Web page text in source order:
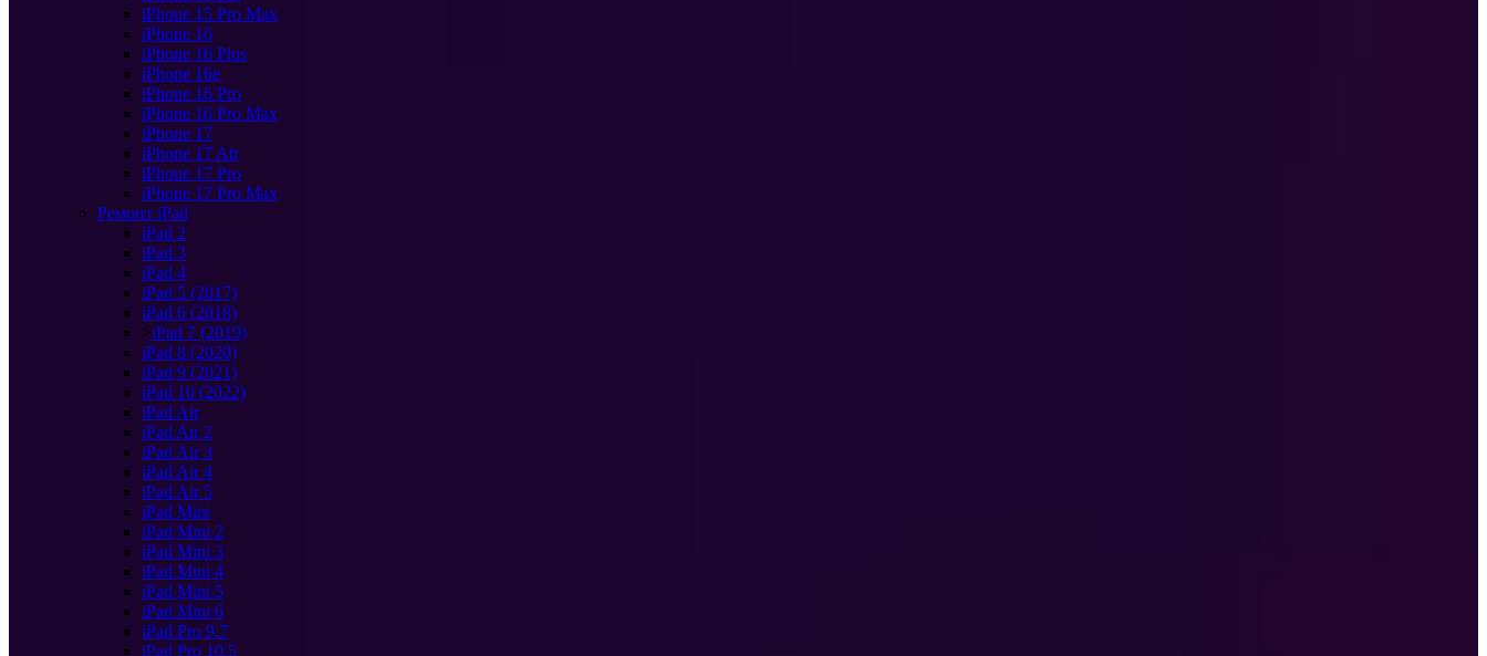
iPhone 15 Pro Max
iPhone 16
iPhone 16 Plus
iPhone 16e
iPhone 16 Pro
iPhone 16 Pro Max
iPhone 17
iPhone 17 Air
iPhone 17 Pro
iPhone 17 Pro Max
Ремонт iPad
iPad 2
iPad 3
iPad 4
iPad 5 (2017)
iPad 6 (2018)
>iPad 7 (2019)
iPad 8 (2020)
iPad 9 (2021)
iPad 10 (2022)
iPad Air
iPad Air 2
iPad Air 3
iPad Air 4
iPad Air 5
iPad Mini
iPad Mini 2
iPad Mini 3
iPad Mini 4
iPad Mini 5
iPad Mini 6
iPad Pro 9.7
iPad Pro 10.5